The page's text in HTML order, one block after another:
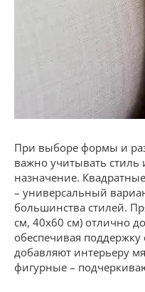
При выборе формы и
важно учитывать
назначение.
– универсальный
большинства стилей.
см, 40х60 см) отлично
обеспечивая
добавляют интерьеру
фигурные –